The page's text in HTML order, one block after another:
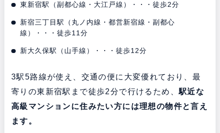
東新宿駅（副都心線・大江戸線）・・・徒歩2分
新宿三丁目駅（丸ノ内線・都営新宿線・副都心
線）・・・徒歩11分
新大久保駅（山手線）・・・徒歩12分
3駅5路線が使え、交通の便に大変優れており、最
寄りの東新宿駅まで徒歩2分で行けるため、駅近な
高級マンションに住みたい方には理想の物件と言え
ます。